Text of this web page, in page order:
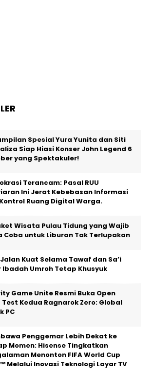
Spesial Yura Yunita dan Siti
Siap Hiasi Konser John Legend 6
yang Spektakuler!
Terancam: Pasal RUU
Ini Jerat Kebebasan Informasi
Ruang Digital Warga.
Wisata Pulau Tidung yang Wajib
Coba untuk Liburan Tak Terlupakan
Kuat Selama Tawaf dan Sa’i
Ibadah Umroh Tetap Khusyuk
Game Unite Resmi Buka Open
Test Kedua Ragnarok Zero: Global
PC
Penggemar Lebih Dekat ke
Momen: Hisense Tingkatkan
Menonton FIFA World Cup
Melalui Inovasi Teknologi Layar TV